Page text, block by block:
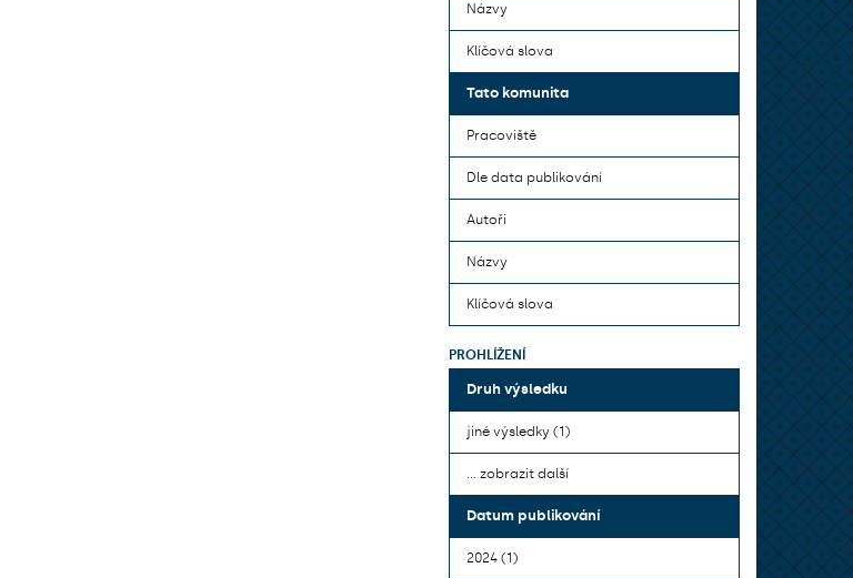
Názvy
Klíčová slova
Tato komunita
Pracoviště
Dle data publikování
Autoři
Názvy
Klíčová slova
PROHLÍŽENÍ
Druh výsledku
jiné výsledky (1)
... zobrazit další
Datum publikování
2024 (1)